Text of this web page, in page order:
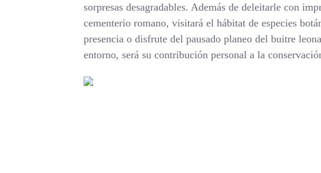
sorpresas desagradables. Además de deleitarle con
cementerio romano, visitará el hábitat de especies
presencia o disfrute del pausado planeo del buitre
entorno, será su contribución personal a la